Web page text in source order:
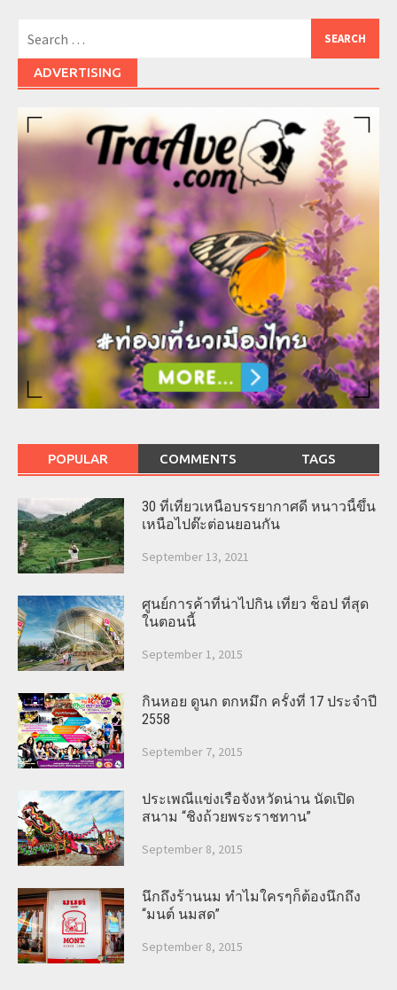
ADVERTISING
POPULAR COMMENTS TAGS
30 ที่เที่ยวเหนือบรรยากาศดี หนาวนี้ขึ้น
เหนือไปต๊ะต่อนยอนกัน
September 13, 2021
ศูนย์การค้าที่น่าไปกิน เที่ยว ช็อป ที่สุด
ในตอนนี้
September 1, 2015
กินหอย ดูนก ตกหมึก ครั้งที่ 17 ประจำปี
2558
September 7, 2015
ประเพณีแข่งเรือจังหวัดน่าน นัดเปิด
สนาม “ชิงถ้วยพระราชทาน”
September 8, 2015
นึกถึงร้านนม ทำไมใครๆก็ต้องนึกถึง
“มนต์ นมสด”
September 8, 2015